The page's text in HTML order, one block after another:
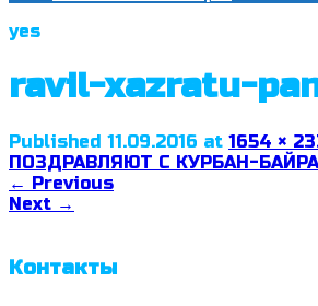
yes
ravil-xazratu-
Published 11.09.2016 at 1654 ×
ПОЗДРАВЛЯЮТ С КУРБАН-
← Previous
Next →
Контакты